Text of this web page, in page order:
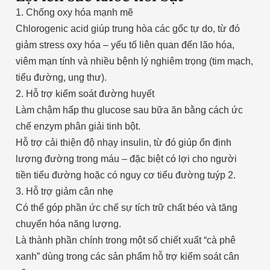
1. Chống oxy hóa mạnh mẽ
Chlorogenic acid giúp trung hòa các gốc tự do, từ đó
giảm stress oxy hóa – yếu tố liên quan đến lão hóa,
viêm mạn tính và nhiều bệnh lý nghiêm trọng (tim mạch,
tiểu đường, ung thư).
2. Hỗ trợ kiểm soát đường huyết
Làm chậm hấp thu glucose sau bữa ăn bằng cách ức
chế enzym phân giải tinh bột.
Hỗ trợ cải thiện độ nhạy insulin, từ đó giúp ổn định
lượng đường trong máu – đặc biệt có lợi cho người
tiền tiểu đường hoặc có nguy cơ tiểu đường tuýp 2.
3. Hỗ trợ giảm cân nhẹ
Có thể góp phần ức chế sự tích trữ chất béo và tăng
chuyển hóa năng lượng.
Là thành phần chính trong một số chiết xuất “cà phê
xanh” dùng trong các sản phẩm hỗ trợ kiểm soát cân